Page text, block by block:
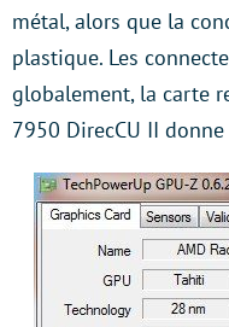
métal, alors que la
plastique. Les
globalement, la carte
7950 DirecCU II